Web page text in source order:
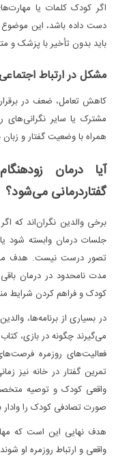
اگر کودک کلمات یا
دست داده باشد، این
باید بدون تأخیر با پزشک
مشکل در ارتباط اجتماعی
کاهش تعامل، ضعف در
مشترک یا سایر
همراه با وضعیت گفتار و
آیا درمان
گفتاردرمانی می‌شود؟
برخی والدین نگران‌اند که
جلسات درمان وابسته شود
تصور درست نیست. هدف
مدت نامحدود در درمان
کودک و فراهم کردن شرایط
در بسیاری از برنامه‌ها،
می‌گیرند چگونه در بازی،
فعالیت‌های روزمره
تمرین گفتار در خانه نیز
واقعی کودک و توصیه
صورت تصادفی کودک را وادار
هدف نهایی این است که
واقعی و ارتباط روزمره او